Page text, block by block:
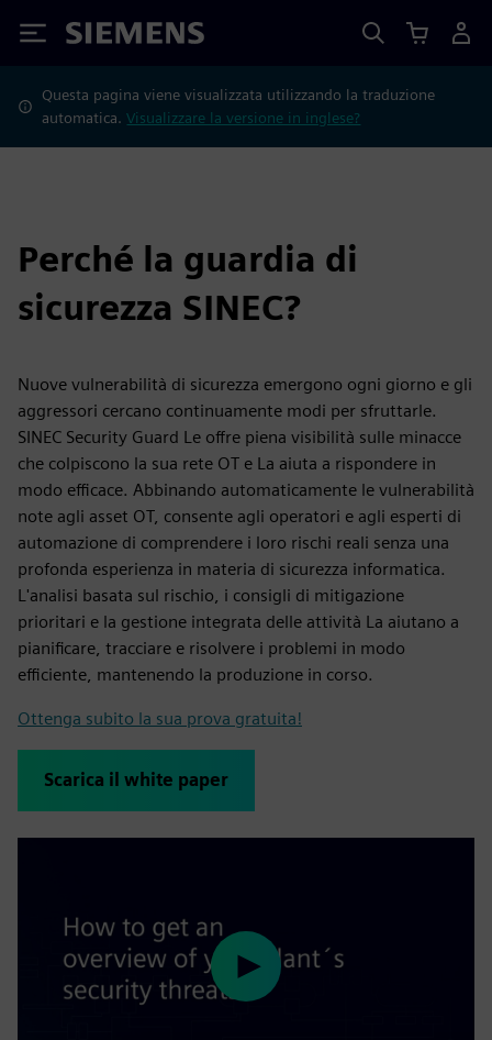
Siemens
Questa pagina viene visualizzata utilizzando la traduzione
automatica.Visualizzare la versione in inglese?
Perché la guardia di
sicurezza SINEC?
Nuove vulnerabilità di sicurezza emergono ogni giorno e gli
aggressori cercano continuamente modi per sfruttarle.
SINEC Security Guard Le offre piena visibilità sulle minacce
che colpiscono la sua rete OT e La aiuta a rispondere in
modo efficace. Abbinando automaticamente le vulnerabilità
note agli asset OT, consente agli operatori e agli esperti di
automazione di comprendere i loro rischi reali senza una
profonda esperienza in materia di sicurezza informatica.
L'analisi basata sul rischio, i consigli di mitigazione
prioritari e la gestione integrata delle attività La aiutano a
pianificare, tracciare e risolvere i problemi in modo
efficiente, mantenendo la produzione in corso.
Ottenga subito la sua prova gratuita!
Scarica il white paper
Play